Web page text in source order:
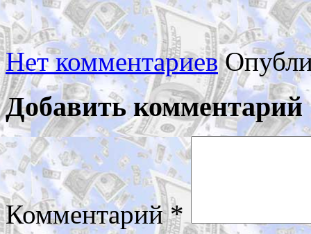
Нет комментариев
Добавить комментарий
Комментарий*